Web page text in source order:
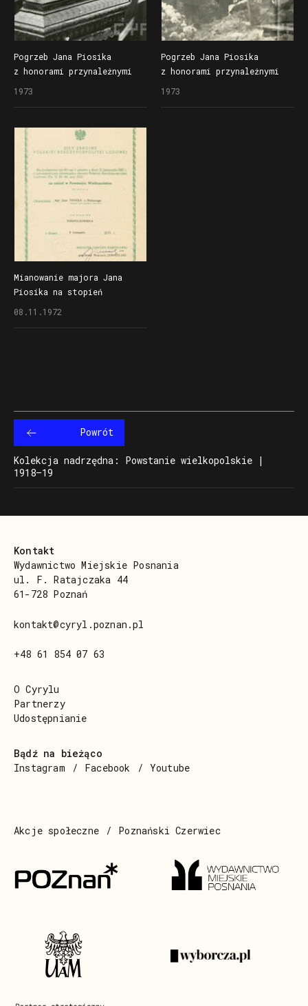
Pogrzeb Jana Piosika
z honorami przynależnymi
1973
Pogrzeb Jana Piosika
z honorami przynależnymi
1973
Mianowanie majora Jana
Piosika na stopień
08.11.1972
Powrót
Kolekcja nadrzędna: Powstanie wielkopolskie |
1918–19
Kontakt
Wydawnictwo Miejskie Posnania
ul. F. Ratajczaka 44
61-728 Poznań
kontakt@cyryl.poznan.pl
+48 61 854 07 63
O Cyrylu
Partnerzy
Udostępnianie
Bądź na bieżąco
Instagram
Facebook Youtube
Akcje społeczne Poznański Czerwiec